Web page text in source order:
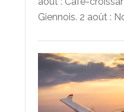
Giennois. 2 août :